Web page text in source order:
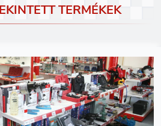
TERMÉKEK